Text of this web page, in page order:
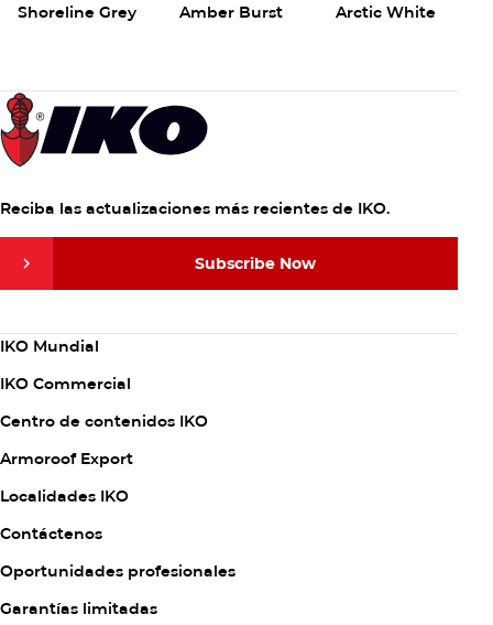
Shoreline Grey Amber Burst Arctic White
Reciba las actualizaciones más recientes de IKO.
Subscribe Now
Column
IKO Mundial
IKO Commercial
Centro de contenidos IKO
Armoroof Export
Column
Localidades IKO
Contáctenos
Oportunidades profesionales
Garantías limitadas